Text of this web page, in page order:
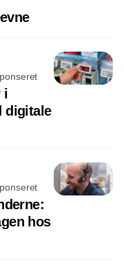
i
digitale
hos